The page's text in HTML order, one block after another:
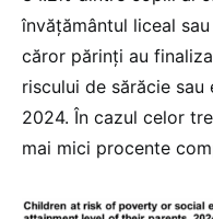
învățământul liceal
căror părinți au
riscului de sărăcie sau
2024. În cazul celor
mai mici procente